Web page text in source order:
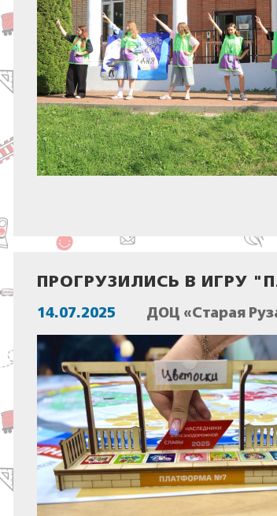
ПРОГРУЗИЛИСЬ В ИГРУ
14.07.2025 ДОЦ «Старая